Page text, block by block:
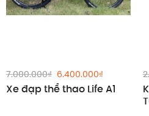
7.000.000₫ Giá
gốc
là:
6.400.000₫Giá
tại
Xe đạp thể thao Life A1